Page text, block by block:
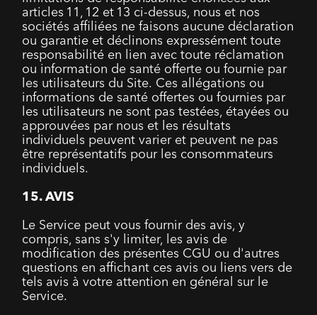
articles 11, 12 et 13 ci-dessus, nous et nos
sociétés affiliées ne faisons aucune déclaration
ou garantie et déclinons expressément toute
responsabilité en lien avec toute réclamation
ou information de santé offerte ou fournie par
les utilisateurs du Site. Ces allégations ou
informations de santé offertes ou fournies par
les utilisateurs ne sont pas testées, étayées ou
approuvées par nous et les résultats
individuels peuvent varier et peuvent ne pas
être représentatifs pour les consommateurs
individuels.
15. AVIS
Le Service peut vous fournir des avis, y
compris, sans s'y limiter, les avis de
modification des présentes CGU ou d'autres
questions en affichant ces avis ou liens vers de
tels avis à votre attention en général sur le
Service.